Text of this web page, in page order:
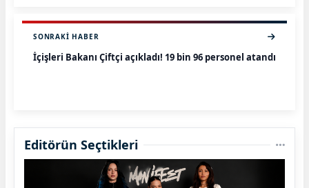
SONRAKI HABER
İçişleri Bakanı Çiftçi açıkladı! 19 bin 96 personel atandı
Editörün Seçtikleri